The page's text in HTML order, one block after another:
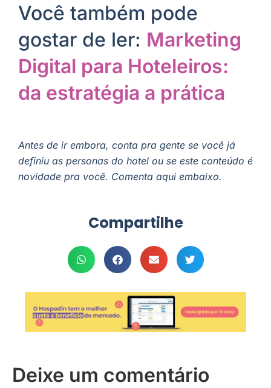
Você também pode
gostar de ler: Marketing
Digital para Hoteleiros:
da estratégia a prática
Antes de ir embora, conta pra gente se você já
definiu as personas do hotel ou se este conteúdo é
novidade pra você. Comenta aqui embaixo.
Compartilhe
Deixe um comentário